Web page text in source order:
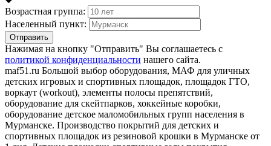
Возрастная группа:
Населенный пункт:
Отправить
Нажимая на кнопку "Отправить" Вы соглашаетесь с
политикой конфиденциальности нашего сайта.
maf51.ru Большой выбор оборудования, МАФ для уличных
детских игровых и спортивных площадок, площадок ГТО,
воркаут (workout), элементы полосы препятствий,
оборудование для скейтпарков, хоккейные коробки,
оборудование детское маломобильных групп населения в
Мурманске. Производство покрытий для детских и
спортивных площадок из резиновой крошки в Мурманске от